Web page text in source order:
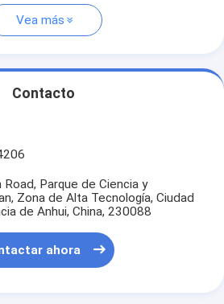
Vea más
Contacto
Road, Parque de Ciencia y
Zona de Alta Tecnología, Ciudad
de Anhui, China, 230088
ahora